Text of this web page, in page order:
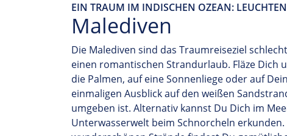
EIN TRAUM IM INDISCHEN OZEAN:
Malediven
Die Malediven sind das Traumreiseziel
einen romantischen Strandurlaub. Fläze Dich
die Palmen, aufeineSonnenliege oderaufDein
einmaligen Ausblick auf den weißen
umgeben ist. Alternativ kannst Du Dich im
Unterwasserwelt beim Schnorcheln erkunden.